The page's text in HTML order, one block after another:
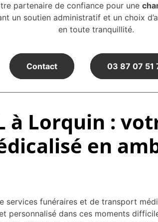
partenaire de confiance pour une
un soutien administratif et un choix
en toute tranquillité.
Contact 03 87 07 51
à Lorquin :
en
services funéraires et de transport
dans ces moments